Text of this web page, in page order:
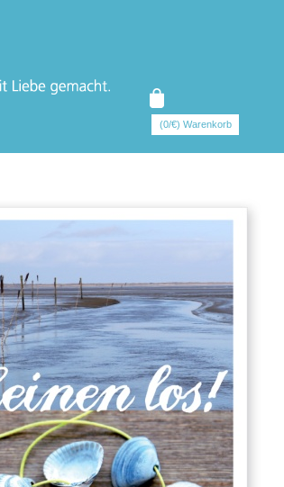
(0/€) Warenkorb